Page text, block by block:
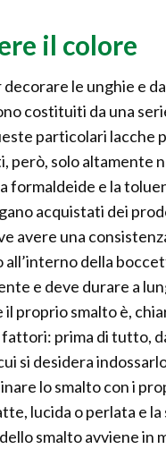
il colore
le unghie e
costituiti da una
particolari lacche
però, solo altamente
e la
acquistati dei
avere una
della
e deve durare a
proprio smalto è,
prima di tutto,
si desidera
lo smalto con i
lucida o perlata e
smalto avviene in